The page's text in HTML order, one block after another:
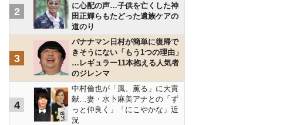
2
に心配の声…子供を亡くした神
田正輝らもたどった遺族ケアの
道のり
3
バナナマン日村が簡単に復帰で
きそうにない「もう1つの理由」
…レギュラー11本抱える人気者
のジレンマ
4
中村倫也が「風、薫る」に大貢
献…妻・水卜麻美アナとの「ず
っと仲良く」「にこやかな」近
況